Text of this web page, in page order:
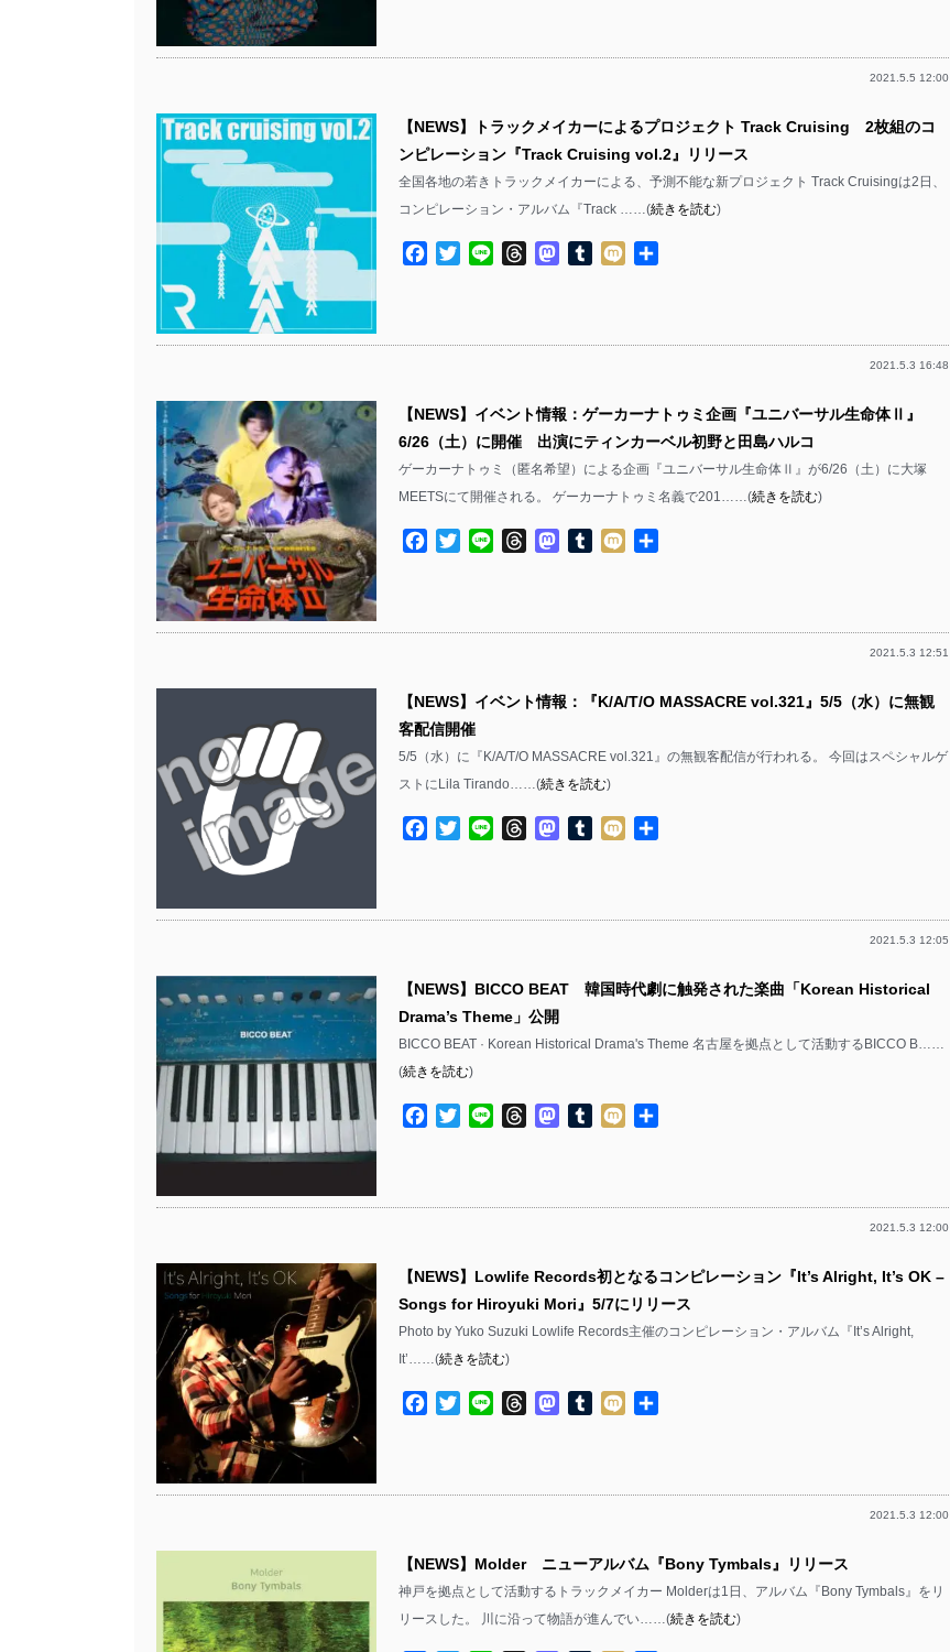
2021.5.5 12:00
【NEWS】トラックメイカーによるプロジェクト Track Cruising 2枚組のコ
ンピレーション『Track Cruising vol.2』リリース
全国各地の若きトラックメイカーによる、予測不能な新プロジェクト Track Cruisingは2日、
コンピレーション・アルバム『Track ……(続きを読む)
Facebook
TwitterLine ThreadsMastodon
TumblrMixi
2021.5.3 16:48
【NEWS】イベント情報：ゲーカーナトゥミ企画『ユニバーサル生命体Ⅱ』
6/26（土）に開催 出演にティンカーベル初野と田島ハルコ
ゲーカーナトゥミ（匿名希望）による企画『ユニバーサル生命体Ⅱ』が6/26（土）に大塚
MEETSにて開催される。 ゲーカーナトゥミ名義で201……(続きを読む)
Facebook
TwitterLine ThreadsMastodon
TumblrMixi
2021.5.3 12:51
【NEWS】イベント情報：『K/A/T/O MASSACRE vol.321』5/5（水）に無観
客配信開催
5/5（水）に『K/A/T/O MASSACRE vol.321』の無観客配信が行われる。 今回はスペシャルゲ
ストにLila Tirando……(続きを読む)
Facebook
TwitterLine ThreadsMastodon
TumblrMixi
2021.5.3 12:05
【NEWS】BICCO BEAT 韓国時代劇に触発された楽曲「Korean Historical
Drama’s Theme」公開
BICCO BEAT · Korean Historical Drama's Theme 名古屋を拠点として活動するBICCO B……
(続きを読む)
Facebook
TwitterLine ThreadsMastodon
TumblrMixi
2021.5.3 12:00
【NEWS】Lowlife Records初となるコンピレーション『It’s Alright, It’s OK –
Songs for Hiroyuki Mori』5/7にリリース
Photo by Yuko Suzuki Lowlife Records主催のコンピレーション・アルバム『It’s Alright,
It’……(続きを読む)
Facebook
TwitterLine ThreadsMastodon
TumblrMixi
2021.5.3 12:00
【NEWS】Molder ニューアルバム『Bony Tymbals』リリース
神戸を拠点として活動するトラックメイカー Molderは1日、アルバム『Bony Tymbals』をリ
リースした。 川に沿って物語が進んでい……(続きを読む)